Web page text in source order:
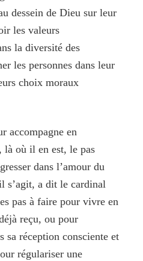
dessein de Dieu sur leur
les valeurs
la diversité des
les personnes dans leur
choix moraux
accompagne en
là où il en est, le pas
dans l’amour du
s’agit, a dit le cardinal
pas à faire pour vivre en
reçu, ou pour
sa réception consciente et
régulariser une